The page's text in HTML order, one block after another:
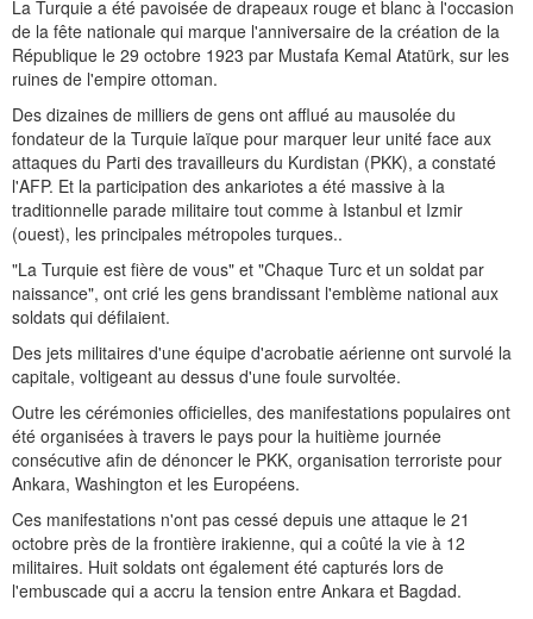
La Turquie a été pavoisée de drapeaux rouge et blanc à l'occasion
de la fête nationale qui marque l'anniversaire de la création de la
République le 29 octobre 1923 par Mustafa Kemal Atatürk, sur les
ruines de l'empire ottoman.
Des dizaines de milliers de gens ont afflué au mausolée du
fondateur de la Turquie laïque pour marquer leur unité face aux
attaques du Parti des travailleurs du Kurdistan (PKK), a constaté
l'AFP. Et la participation des ankariotes a été massive à la
traditionnelle parade militaire tout comme à Istanbul et Izmir
(ouest), les principales métropoles turques..
"La Turquie est fière de vous" et "Chaque Turc et un soldat par
naissance", ont crié les gens brandissant l'emblème national aux
soldats qui défilaient.
Des jets militaires d'une équipe d'acrobatie aérienne ont survolé la
capitale, voltigeant au dessus d'une foule survoltée.
Outre les cérémonies officielles, des manifestations populaires ont
été organisées à travers le pays pour la huitième journée
consécutive afin de dénoncer le PKK, organisation terroriste pour
Ankara, Washington et les Européens.
Ces manifestations n'ont pas cessé depuis une attaque le 21
octobre près de la frontière irakienne, qui a coûté la vie à 12
militaires. Huit soldats ont également été capturés lors de
l'embuscade qui a accru la tension entre Ankara et Bagdad.